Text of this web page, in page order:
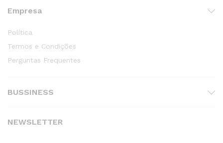
Empresa
Política
Termos e Condições
Perguntas Frequentes
BUSSINESS
NEWSLETTER